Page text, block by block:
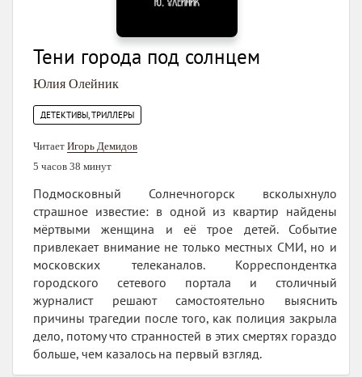
Тени города под солнцем
Юлия Олейник
ДЕТЕКТИВЫ, ТРИЛЛЕРЫ
Читает Игорь Демидов
5 часов 38 минут
Подмосковный Солнечногорск всколыхнуло
страшное известие: в одной из квартир найдены
мёртвыми женщина и её трое детей. Событие
привлекает внимание не только местных СМИ, но и
московских телеканалов. Корреспондентка
городского сетевого портала и столичный
журналист решают самостоятельно выяснить
причины трагедии после того, как полиция закрыла
дело, потому что странностей в этих смертях гораздо
больше, чем казалось на первый взгляд.